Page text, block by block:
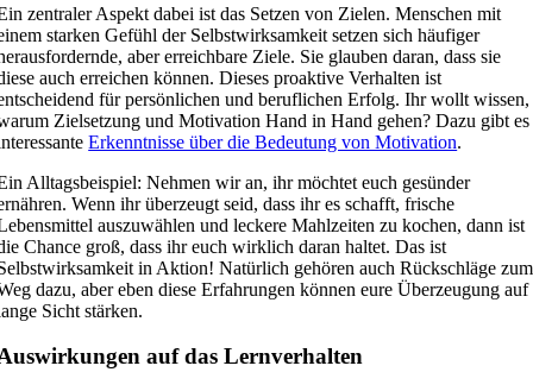
zentraler Aspekt dabei ist das Setzen von Zielen. Menschen mit
starken Gefühl der Selbstwirksamkeit setzen sich häufiger
aber erreichbare Ziele. Sie glauben daran, dass sie
auch erreichen können. Dieses proaktive Verhalten ist
für persönlichen und beruflichen Erfolg. Ihr wollt wissen,
Zielsetzung und Motivation Hand in Hand gehen? Dazu gibt es
Erkenntnisse über die Bedeutung von Motivation.
Alltagsbeispiel: Nehmen wir an, ihr möchtet euch gesünder
Wenn ihr überzeugt seid, dass ihr es schafft, frische
auszuwählen und leckere Mahlzeiten zu kochen, dann ist
Chance groß, dass ihr euch wirklich daran haltet. Das ist
in Aktion! Natürlich gehören auch Rückschläge zum
dazu, aber eben diese Erfahrungen können eure Überzeugung auf
Sicht stärken.
auf das Lernverhalten